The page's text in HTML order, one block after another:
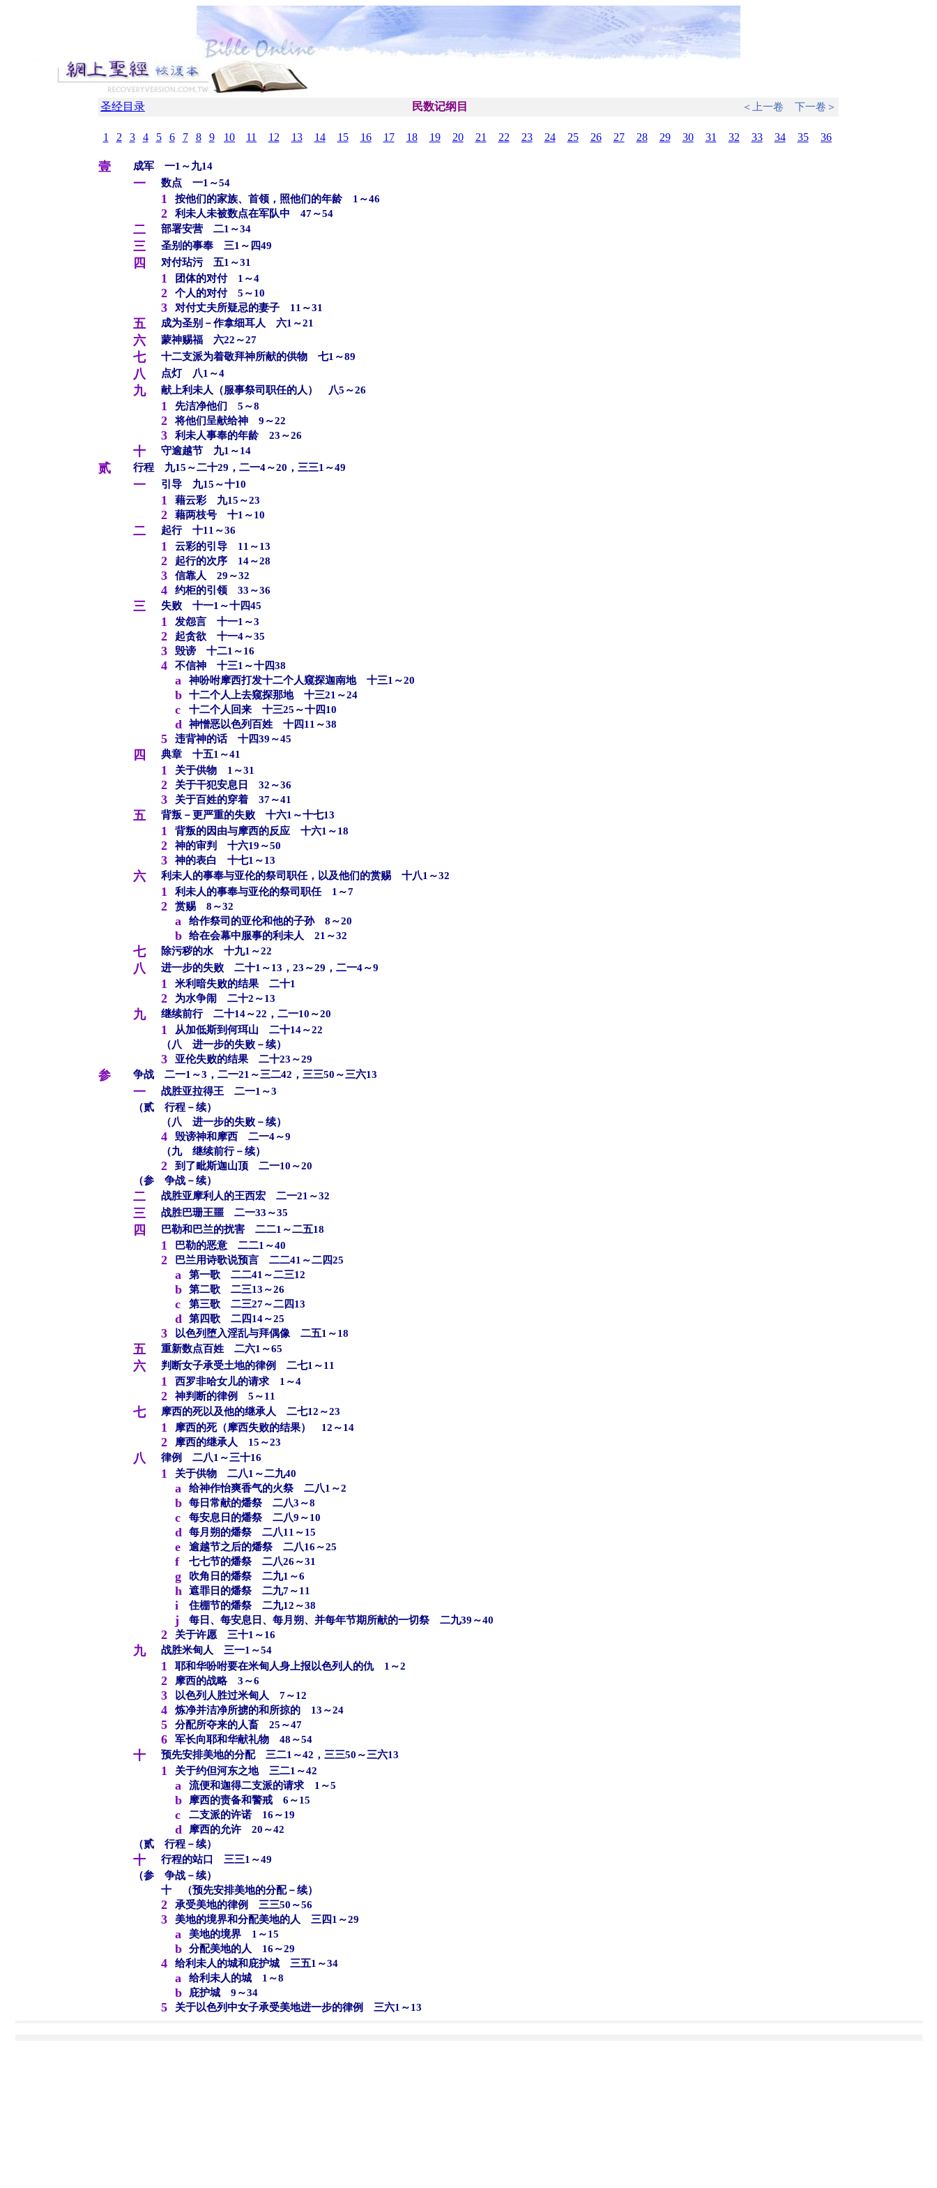
圣经目录 民数记纲目 ＜上一卷 下一卷＞
1 2 3 4 5 6 7 8 9 10 11 12 13 14 15 16 17 18 19 20 21 22 23 24 25 26 27 28 29 30 31 32 33 34 35 36
壹 成军 一1～九14
一 数点 一1～54
1 按他们的家族、首领，照他们的年龄 1～46
2 利未人未被数点在军队中 47～54
二 部署安营 二1～34
三 圣别的事奉 三1～四49
四 对付玷污 五1～31
1 团体的对付 1～4
2 个人的对付 5～10
3 对付丈夫所疑忌的妻子 11～31
五 成为圣别－作拿细耳人 六1～21
六 蒙神赐福 六22～27
七 十二支派为着敬拜神所献的供物 七1～89
八 点灯 八1～4
九 献上利未人（服事祭司职任的人） 八5～26
1 先洁净他们 5～8
2 将他们呈献给神 9～22
3 利未人事奉的年龄 23～26
十 守逾越节 九1～14
贰 行程 九15～二十29，二一4～20，三三1～49
一 引导 九15～十10
1 藉云彩 九15～23
2 藉两枝号 十1～10
二 起行 十11～36
1 云彩的引导 11～13
2 起行的次序 14～28
3 信靠人 29～32
4 约柜的引领 33～36
三 失败 十一1～十四45
1 发怨言 十一1～3
2 起贪欲 十一4～35
3 毁谤 十二1～16
4 不信神 十三1～十四38
a 神吩咐摩西打发十二个人窥探迦南地 十三1～20
b 十二个人上去窥探那地 十三21～24
c 十二个人回来 十三25～十四10
d 神憎恶以色列百姓 十四11～38
5 违背神的话 十四39～45
四 典章 十五1～41
1 关于供物 1～31
2 关于干犯安息日 32～36
3 关于百姓的穿着 37～41
五 背叛－更严重的失败 十六1～十七13
1 背叛的因由与摩西的反应 十六1～18
2 神的审判 十六19～50
3 神的表白 十七1～13
六 利未人的事奉与亚伦的祭司职任，以及他们的赏赐 十八1～32
1 利未人的事奉与亚伦的祭司职任 1～7
2 赏赐 8～32
a 给作祭司的亚伦和他的子孙 8～20
b 给在会幕中服事的利未人 21～32
七 除污秽的水 十九1～22
八 进一步的失败 二十1～13，23～29，二一4～9
1 米利暗失败的结果 二十1
2 为水争闹 二十2～13
九 继续前行 二十14～22，二一10～20
1
从加低斯到何珥山 二十14～22
（八 进一步的失败－续）
3 亚伦失败的结果 二十23～29
参 争战 二一1～3，二一21～三二42，三三50～三六13
一
战胜亚拉得王 二一1～3
（贰 行程－续）
（八 进一步的失败－续）
4
毁谤神和摩西 二一4～9
（九 继续前行－续）
2
到了毗斯迦山顶 二一10～20
（参 争战－续）
二 战胜亚摩利人的王西宏 二一21～32
三 战胜巴珊王噩 二一33～35
四 巴勒和巴兰的扰害 二二1～二五18
1 巴勒的恶意 二二1～40
2 巴兰用诗歌说预言 二二41～二四25
a 第一歌 二二41～二三12
b 第二歌 二三13～26
c 第三歌 二三27～二四13
d 第四歌 二四14～25
3 以色列堕入淫乱与拜偶像 二五1～18
五 重新数点百姓 二六1～65
六 判断女子承受土地的律例 二七1～11
1 西罗非哈女儿的请求 1～4
2 神判断的律例 5～11
七 摩西的死以及他的继承人 二七12～23
1 摩西的死（摩西失败的结果） 12～14
2 摩西的继承人 15～23
八 律例 二八1～三十16
1 关于供物 二八1～二九40
a 给神作怡爽香气的火祭 二八1～2
b 每日常献的燔祭 二八3～8
c 每安息日的燔祭 二八9～10
d 每月朔的燔祭 二八11～15
e 逾越节之后的燔祭 二八16～25
f 七七节的燔祭 二八26～31
g 吹角日的燔祭 二九1～6
h 遮罪日的燔祭 二九7～11
i 住棚节的燔祭 二九12～38
j 每日、每安息日、每月朔、并每年节期所献的一切祭 二九39～40
2 关于许愿 三十1～16
九 战胜米甸人 三一1～54
1 耶和华吩咐要在米甸人身上报以色列人的仇 1～2
2 摩西的战略 3～6
3 以色列人胜过米甸人 7～12
4 炼净并洁净所掳的和所掠的 13～24
5 分配所夺来的人畜 25～47
6 军长向耶和华献礼物 48～54
十 预先安排美地的分配 三二1～42，三三50～三六13
1 关于约但河东之地 三二1～42
a 流便和迦得二支派的请求 1～5
b 摩西的责备和警戒 6～15
c 二支派的许诺 16～19
d
摩西的允许 20～42
（贰 行程－续）
十
行程的站口 三三1～49
（参 争战－续）
十 （预先安排美地的分配－续）
2 承受美地的律例 三三50～56
3 美地的境界和分配美地的人 三四1～29
a 美地的境界 1～15
b 分配美地的人 16～29
4 给利未人的城和庇护城 三五1～34
a 给利未人的城 1～8
b 庇护城 9～34
5 关于以色列中女子承受美地进一步的律例 三六1～13